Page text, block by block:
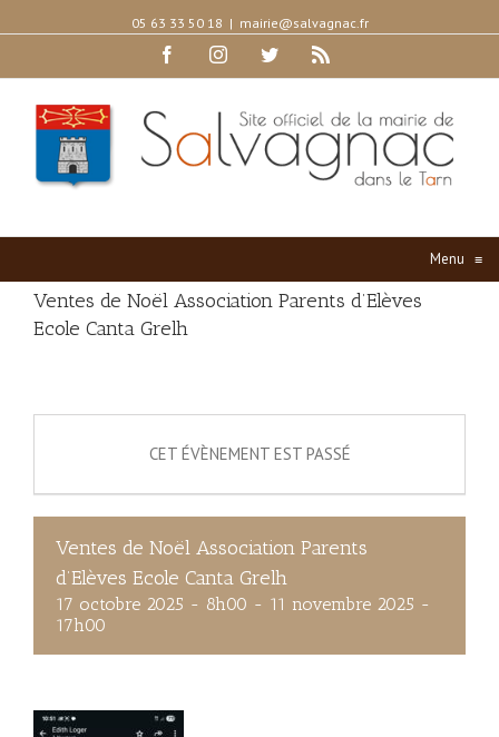
05 63 33 50 18 | mairie@salvagnac.fr
FacebookInstagramTwitter
Menu ≡
Ventes de Noël Association Parents d’Elèves
Ecole Canta Grelh
CET ÉVÈNEMENT EST PASSÉ
Ventes de Noël Association Parents
d’Elèves Ecole Canta Grelh
17 octobre 2025 - 8h00 - 11 novembre 2025 -
17h00